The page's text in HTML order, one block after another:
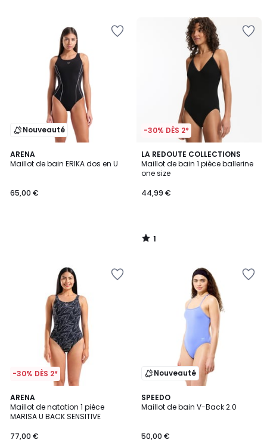
Nouveauté
ARENA
Maillot de bain ERIKA dos en U
65,00 €
-30% DÈS 2*
LA REDOUTE COLLECTIONS
Maillot de bain 1 pièce ballerine
one size
44,99 €
1
/
5
1
/
-30% DÈS 2*
ARENA
Maillot de natation 1 pièce
MARISA U BACK SENSITIVE
77,00 €
2
Couleurs
Nouveauté
SPEEDO
Maillot de bain V-Back 2.0
50,00 €